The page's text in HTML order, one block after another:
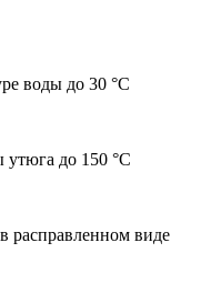
воды до 30 °C
до 150 °C
расправленном виде